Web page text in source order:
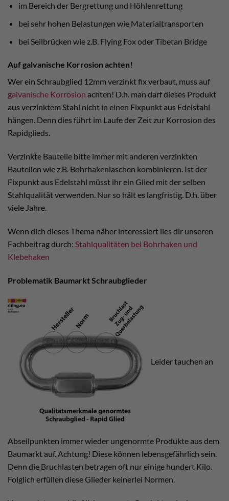
im Bereich der Bergrettung und Höhlenrettung
bei sehr hohen Belastungen wie Materialtransporten
bei Seilbrücken wie z.B. Flying Fox oder Tibetan Bridge
Auf galvanische Korrosion achten!
Wer ein Schraubglied 12mm verzinkt fix verbaut, muss auf
galvanische Korrosion achten! D.h. man darf dieses Produkt
aus verzinktem Stahl nicht in einen Fixpunkt aus Edelstahl
hängen. Denn dies führt im Laufe der Zeit zur Korrosion des
Rapidglieds.
Verzinkte Bauteile bitte immer mit anderen verzinkten
Bauteilen wie z.B. Bohrhakenlaschen kombinieren. Ist der
Fixpunkt aus Edelstahl müsst ihr ein Glied mit der selben
Stahlqualität verwenden. Nur so hält es langfristig. D.h. über
viele Jahre.
Wenn dich dieses Thema näher interessiert lies dir unseren
Fachbeitrag durch: Stahlqualitäten bei Bohrhaken und
Klebehaken
Problematik Baumarkt Schraubglieder
Leider tauchen an
Abseilpunkten immer wieder ungenormte Produkte aus dem
Baumarkt auf. Achtung! Diese können lebensgefährlich sein.
Denn die Bruchlasten betragen oft nur einige hundert Kilo.
Folglich erfüllen diese Glieder keinerlei Normen.